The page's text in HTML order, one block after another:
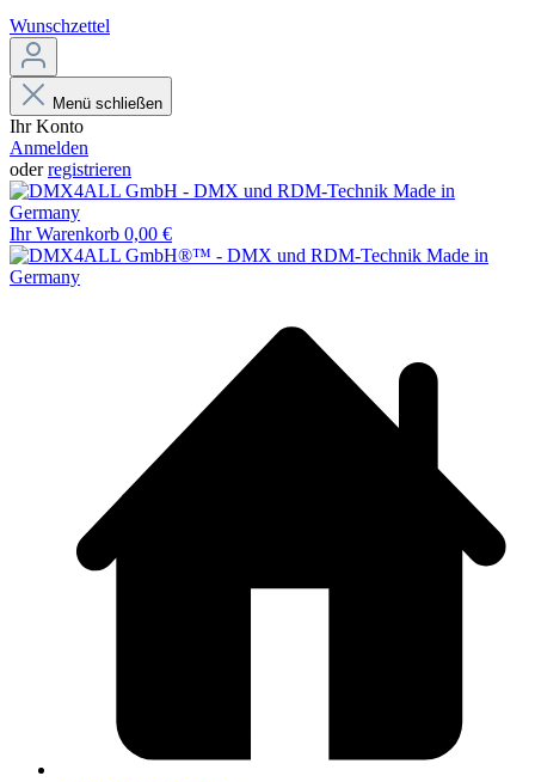
Wunschzettel
Menü schließen
Ihr Konto
Anmelden
oderregistrieren
Ihr Warenkorb 0,00 €